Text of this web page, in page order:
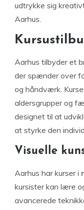
udtrykke sig
Aarhus.
Aarhus tilbyder et
der spænder over
og håndværk.
aldersgrupper og
designet til at
at styrke den
Visuelle
Aarhus har kurser i
kursister kan lære
avancerede